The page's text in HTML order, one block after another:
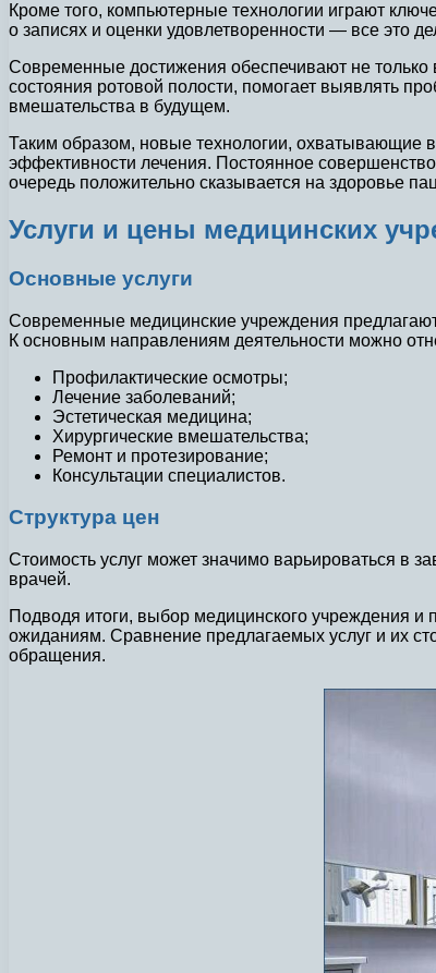
Кроме того, компьютерные технологии играют
о записях и оценки удовлетворенности — все это
Современные достижения обеспечивают не только
состояния ротовой полости, помогает выявлять
вмешательства в будущем.
Таким образом, новые технологии, охватывающие
эффективности лечения. Постоянное
очередь положительно сказывается на здоровье
Услуги и цены медицинских
Основные услуги
Современные медицинские учреждения
К основным направлениям деятельности можно
Профилактические осмотры;
Лечение заболеваний;
Эстетическая медицина;
Хирургические вмешательства;
Ремонт и протезирование;
Консультации специалистов.
Структура цен
Стоимость услуг может значимо варьироваться в
врачей.
Подводя итоги, выбор медицинского учреждения
ожиданиям. Сравнение предлагаемых услуг и их
обращения.